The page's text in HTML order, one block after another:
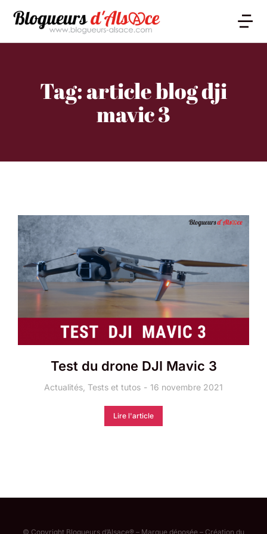
Tag: article blog dji
mavic 3
Test du drone DJI Mavic 3
Actualités Tests et tutos 16 novembre 2021
Lire l'article
© Copyright Blogueurs d’Alsace® – Marque déposée – Création du